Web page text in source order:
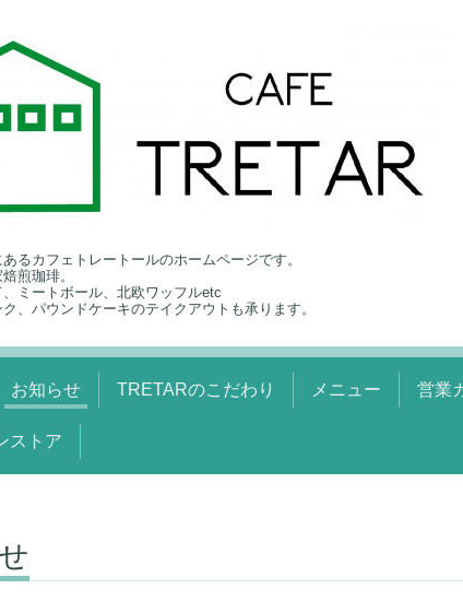
るカフェトレートールのホームページです。
煎珈琲。
ミートボール、北欧ワッフルetc
、パウンドケーキのテイクアウトも承ります。
お知らせ TRETARのこだわり メニュー 営業
ストア